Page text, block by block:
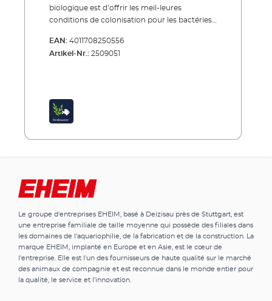
biologique est d’offrir les meil-leures
conditions de colonisation pour les bactéries,
bactérien. Les bactéries se nourrissent de
particules de saleté de toutes sortes qui sont
EHEIM MECH ou MECHpro) la filtration
biologique constitue l’étape la plus
saine ainsi que la stabilité des paramètres de
recherche concernant des subs-trats de
filtration biologique. Conseil:Ne jamais
de filtration biologique en une seule fois (en
tous les cas jamais la totalité). Il ne faut pas
perturber les cultures de bactéries en totalité,
sinon la colonisation s‘en trouve retar-dée.
Pour le nettoyage partiel les paniers de
EAN: 4011708250556
Artikel-Nr.: 2509051
Le groupe d'entreprises EHEIM, basé à Deizisau près de Stuttgart, est
une entreprise familiale de taille moyenne qui possède des filiales dans
les domaines de l'aquariophilie, de la fabrication et de la construction. La
marque EHEIM, implanté en Europe et en Asie, est le cœur de
l'entreprise. Elle est l'un des fournisseurs de haute qualité sur le marché
des animaux de compagnie et est reconnue dans le monde entier pour
la qualité, le service et l'innovation.